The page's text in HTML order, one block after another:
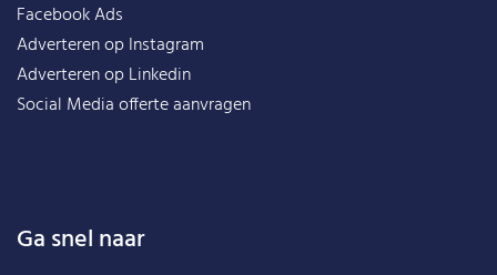
Facebook Ads
Adverteren op Instagram
Adverteren op Linkedin
Social Media offerte aanvragen
Ga snel naar